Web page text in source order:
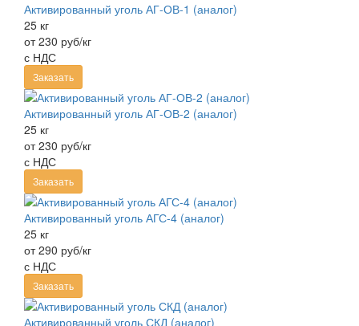
Активированный уголь АГ-ОВ-1 (аналог)
25 кг
от 230 руб/кг
с НДС
Заказать
Активированный уголь АГ-ОВ-2 (аналог)
25 кг
от 230 руб/кг
с НДС
Заказать
Активированный уголь АГС-4 (аналог)
25 кг
от 290 руб/кг
с НДС
Заказать
Активированный уголь СКД (аналог)